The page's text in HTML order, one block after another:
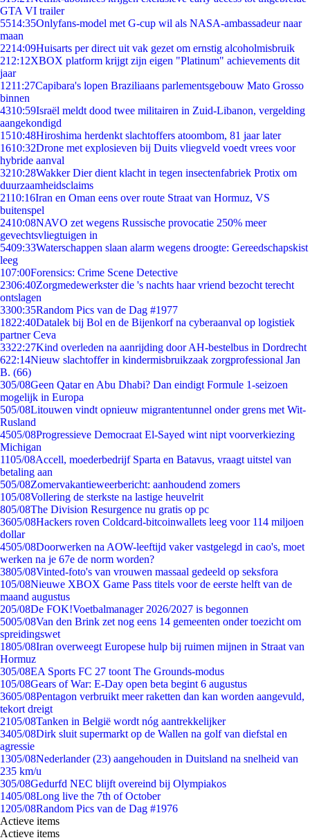
GTA VI trailer
5514:35Onlyfans-model met G-cup wil als NASA-ambassadeur naar
maan
2214:09Huisarts per direct uit vak gezet om ernstig alcoholmisbruik
212:12XBOX platform krijgt zijn eigen "Platinum" achievements dit
jaar
1211:27Capibara's lopen Braziliaans parlementsgebouw Mato Grosso
binnen
4310:59Israël meldt dood twee militairen in Zuid-Libanon, vergelding
aangekondigd
1510:48Hiroshima herdenkt slachtoffers atoombom, 81 jaar later
1610:32Drone met explosieven bij Duits vliegveld voedt vrees voor
hybride aanval
3210:28Wakker Dier dient klacht in tegen insectenfabriek Protix om
duurzaamheidsclaims
2110:16Iran en Oman eens over route Straat van Hormuz, VS
buitenspel
2410:08NAVO zet wegens Russische provocatie 250% meer
gevechtsvliegtuigen in
5409:33Waterschappen slaan alarm wegens droogte: Gereedschapskist
leeg
107:00Forensics: Crime Scene Detective
2306:40Zorgmedewerkster die 's nachts haar vriend bezocht terecht
ontslagen
3300:35Random Pics van de Dag #1977
1822:40Datalek bij Bol en de Bijenkorf na cyberaanval op logistiek
partner Ceva
3322:27Kind overleden na aanrijding door AH-bestelbus in Dordrecht
622:14Nieuw slachtoffer in kindermisbruikzaak zorgprofessional Jan
B. (66)
305/08Geen Qatar en Abu Dhabi? Dan eindigt Formule 1-seizoen
mogelijk in Europa
505/08Litouwen vindt opnieuw migrantentunnel onder grens met Wit-
Rusland
4505/08Progressieve Democraat El-Sayed wint nipt voorverkiezing
Michigan
1105/08Accell, moederbedrijf Sparta en Batavus, vraagt uitstel van
betaling aan
505/08Zomervakantieweerbericht: aanhoudend zomers
105/08Vollering de sterkste na lastige heuvelrit
805/08The Division Resurgence nu gratis op pc
3605/08Hackers roven Coldcard-bitcoinwallets leeg voor 114 miljoen
dollar
4505/08Doorwerken na AOW-leeftijd vaker vastgelegd in cao's, moet
werken na je 67e de norm worden?
3805/08Vinted-foto's van vrouwen massaal gedeeld op seksfora
105/08Nieuwe XBOX Game Pass titels voor de eerste helft van de
maand augustus
205/08De FOK!Voetbalmanager 2026/2027 is begonnen
5005/08Van den Brink zet nog eens 14 gemeenten onder toezicht om
spreidingswet
1805/08Iran overweegt Europese hulp bij ruimen mijnen in Straat van
Hormuz
305/08EA Sports FC 27 toont The Grounds-modus
105/08Gears of War: E-Day open beta begint 6 augustus
3605/08Pentagon verbruikt meer raketten dan kan worden aangevuld,
tekort dreigt
2105/08Tanken in België wordt nóg aantrekkelijker
3405/08Dirk sluit supermarkt op de Wallen na golf van diefstal en
agressie
1305/08Nederlander (23) aangehouden in Duitsland na snelheid van
235 km/u
305/08Gedurfd NEC blijft overeind bij Olympiakos
1405/08Long live the 7th of October
1205/08Random Pics van de Dag #1976
Actieve items
Actieve items